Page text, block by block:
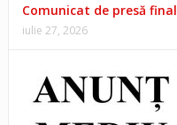
Comunicat de presă final
iulie 27, 2026